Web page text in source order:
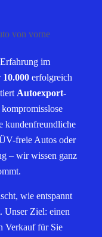
im
10.000 erfolgreich
Autoexport-
kundenfreundliche
freie Autos oder
– wir wissen ganz
wie entspannt
Unser Ziel: einen
Verkauf für Sie